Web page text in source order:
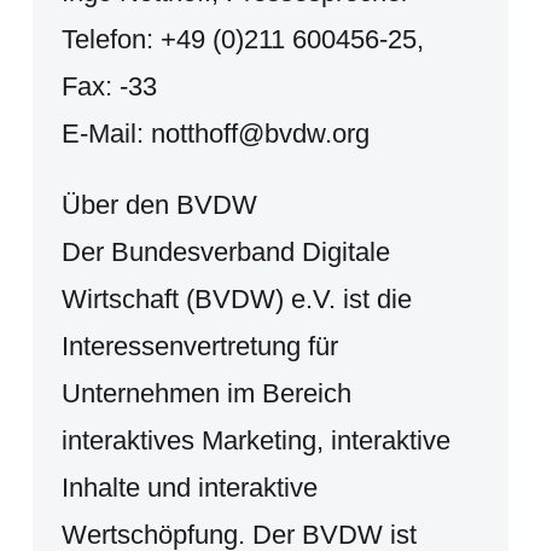
Telefon: +49 (0)211 600456-25,
Fax: -33
E-Mail: notthoff@bvdw.org
Über den BVDW
Der Bundesverband Digitale
Wirtschaft (BVDW) e.V. ist die
Interessenvertretung für
Unternehmen im Bereich
interaktives Marketing, interaktive
Inhalte und interaktive
Wertschöpfung. Der BVDW ist